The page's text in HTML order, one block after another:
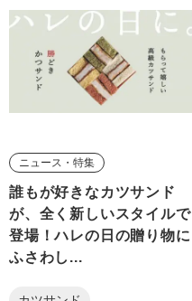
ニュース・特集
誰もが好きなカツサンド
が、全く新しいスタイルで
登場！ハレの日の贈り物に
ふさわし...